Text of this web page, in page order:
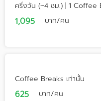
ครึ่งวัน (~4 ชม.) | 1 Coffee
1,095 บาท/คน
Coffee Breaks เท่านั้น
625 บาท/คน